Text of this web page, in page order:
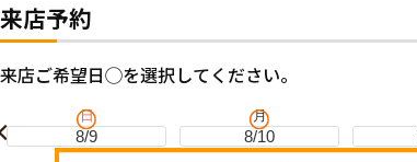
来店予約
来店ご希望日◯を選択してください。
日
8/9
月
8/10